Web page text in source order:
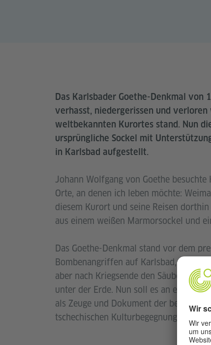
Das Karlsbader Goethe-Denkmal von
verhasst, niedergerissen und
weltbekannten Kurortes stand. Nun
ursprüngliche Sockel mit
in Karlsbad aufgestellt.
Johann Wolfgang von Goethe
Orte, an denen ich leben möchte:
diesem Kurort und seine Reisen
aus einem weißen Marmorsockel und
Das Goethe-Denkmal stand vor dem
Bombenangriffen auf Karlsbad, Ende
aber nach Kriegsende den
unter der Erde. Nun soll es an einem
als Zeuge und Dokument der
tschechischen Kulturbegegnung.